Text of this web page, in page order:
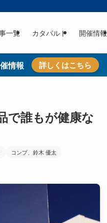
一覧 カタパルト 開催情報
情報 詳しくはこちら
で誰もが健康な
コンプ、鈴木 優太